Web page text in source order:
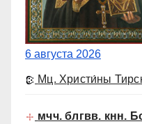
6 августа 2026
Мц. Христи́ны
мчч. блгвв. кнн.